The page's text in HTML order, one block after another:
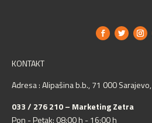
KONTAKT
Adresa : Alipašina b.b., 71 000 Sarajevo,
033 / 276 210 – Marketing Zetra
Pon - Petak: 08:00 h - 16:00 h